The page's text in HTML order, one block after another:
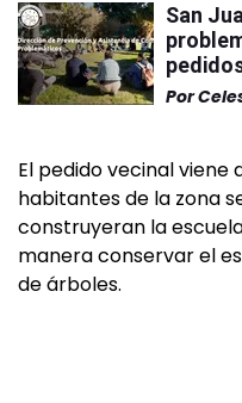
San
Por
El pedido vecinal viene
habitantes de la zona
construyeran la
manera conservar el
de árboles.